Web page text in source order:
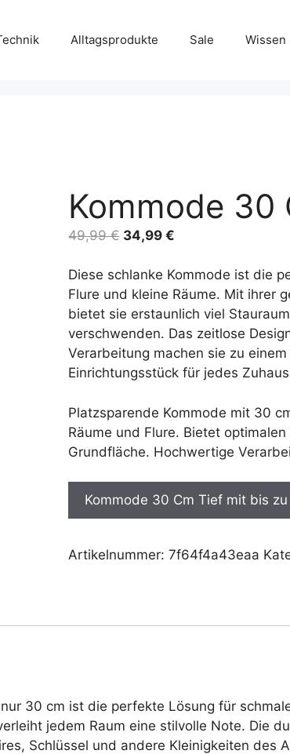
Alltagsprodukte Sale Wissen
Kommode 30
49,99€ Ursprünglicher
war:
49,99 €
34,99€
ist:
34,99 €.
Diese schlanke Kommode ist die
Flure und kleine Räume. Mit ihrer
bietet sie erstaunlich viel
verschwenden. Das zeitlose
Verarbeitung machen sie zu
Einrichtungsstück für jedes
Platzsparende Kommode mit 30
Räume und Flure. Bietet
Grundfläche. Hochwertige
Kommode 30 Cm Tief mit bis
Artikelnummer:7f64f4a43eaa
30 cm ist die perfekte Lösung für
jedem Raum eine stilvolle Note. Die
Schlüssel und andere Kleinigkeiten des